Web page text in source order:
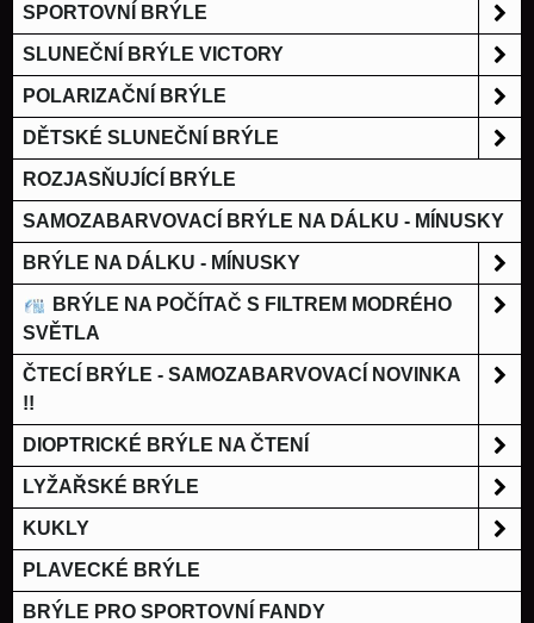
SPORTOVNÍ BRÝLE
SLUNEČNÍ BRÝLE VICTORY
POLARIZAČNÍ BRÝLE
DĚTSKÉ SLUNEČNÍ BRÝLE
ROZJASŇUJÍCÍ BRÝLE
SAMOZABARVOVACÍ BRÝLE NA DÁLKU - MÍNUSKY
BRÝLE NA DÁLKU - MÍNUSKY
BRÝLE NA POČÍTAČ S FILTREM MODRÉHO
SVĚTLA
ČTECÍ BRÝLE - SAMOZABARVOVACÍ NOVINKA
!!
DIOPTRICKÉ BRÝLE NA ČTENÍ
LYŽAŘSKÉ BRÝLE
KUKLY
PLAVECKÉ BRÝLE
BRÝLE PRO SPORTOVNÍ FANDY